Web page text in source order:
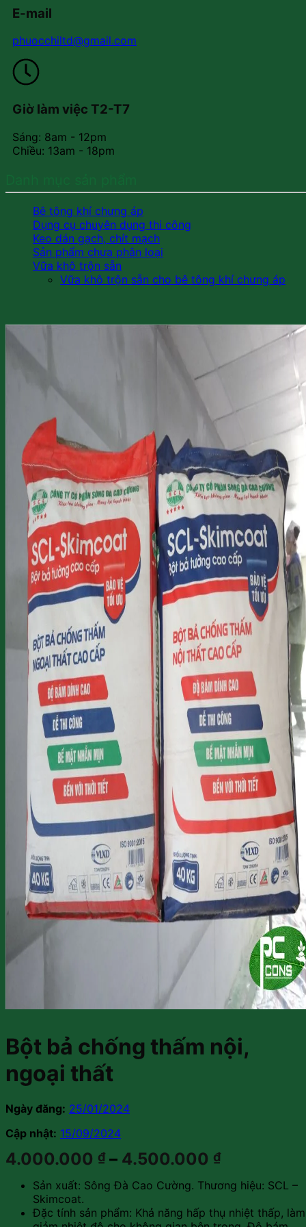
E-mail
phuocchiltd@gmail.com
Giờ làm việc T2-T7
Sáng: 8am - 12pm
Chiều: 13am - 18pm
Bê tông khí chưng áp
Dụng cụ chuyên dụng thi công
Keo dán gạch, chít mạch
Sản phẩm chưa phân loại
Vữa khô trộn sẵn
Vữa khô trộn sẵn cho bê tông khí chưng áp
Bột bả chống thấm nội,
ngoại thất
Ngày đăng: 25/01/2024
Cập nhật: 15/09/2024
4.000.000 ₫– 4.500.000 ₫
Sản xuất: Sông Đà Cao Cường. Thương hiệu: SCL –
Skimcoat.
Đặc tính sản phẩm: Khả năng hấp thụ nhiệt thấp, làm